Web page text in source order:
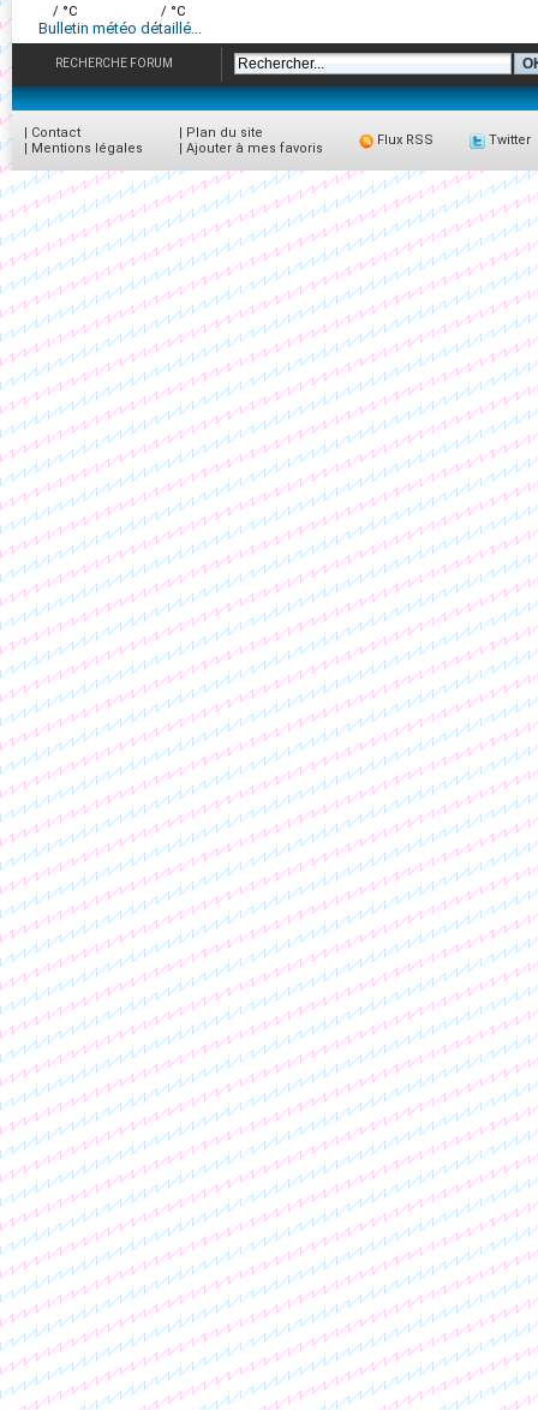
/ °C / °C
Bulletin météo détaillé...
RECHERCHE FORUM
| Contact
| Mentions légales
| Plan du site
| Ajouter à mes favoris
Flux RSS Twitter